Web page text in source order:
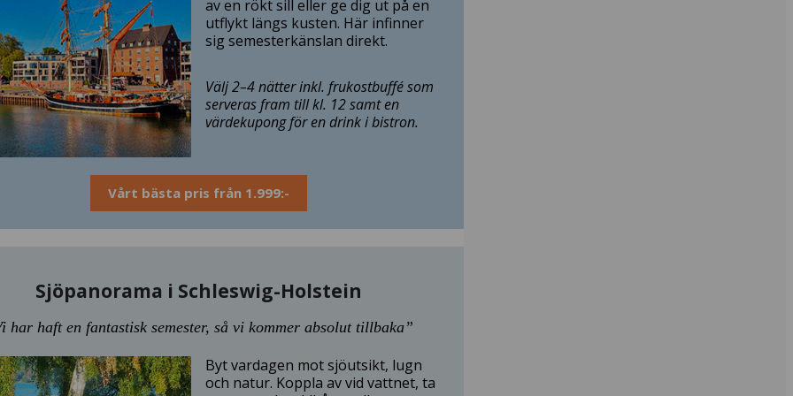
av en rökt sill eller ge dig ut på en
utflykt längs kusten. Här infinner
sig semesterkänslan direkt.
Välj 2–4 nätter inkl. frukostbuffé som
serveras fram till kl. 12 samt en
värdekupong för en drink i bistron.
Vårt bästa pris från 1.999:-
Sjöpanorama i Schleswig-Holstein
har haft en fantastisk semester, så vi kommer absolut tillbaka”
Byt vardagen mot sjöutsikt, lugn
och natur. Koppla av vid vattnet, ta